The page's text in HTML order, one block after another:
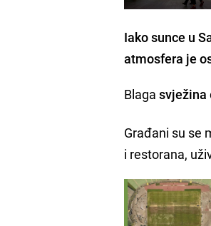
Iako sunce u
atmosfera je
Blagasvježina
Građani su se
i restorana,